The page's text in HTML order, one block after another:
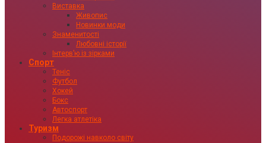
Виставка
Живопис
Новинки моди
Знаменитості
Любовні історії
Інтервʼю із зірками
Спорт
Теніс
Футбол
Хокей
Бокс
Автоспорт
Легка атлетіка
Туризм
Подорожі навколо світу